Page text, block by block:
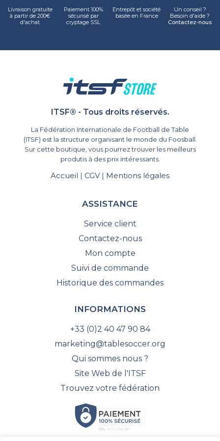
Livraison gratuite
à partir de 200€
d'achat
Paiement 100%
sécurisé par
cryptage SSL
Entrepôt et société
basée en France
Un conseil ?
Besoin d'aide ?
Contactez-nous
ITSF® - Tous droits réservés.
La Fédération Internationale de Football de Table
(ITSF) est la structure organisant le monde du Foosball.
Sur cette boutique, vous pourrez trouver les meilleurs
produtis à des prix intéressants.
Accueil CGV| Mentions légales
ASSISTANCE
Service client
Contactez-nous
Mon compte
Suivi de commande
Historique des commandes
INFORMATIONS
+33 (0)2 40 47 90 84
marketing@tablesoccer.org
Qui sommes nous ?
Site Web de l'ITSF
Trouvez votre fédération